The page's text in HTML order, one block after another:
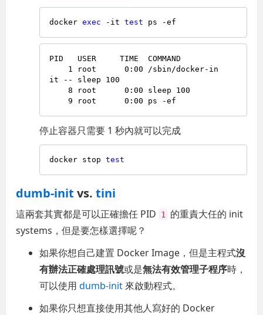
docker exec -it test
PID   USER     TIME  COMMAND
it -- sleep 100
    8 root      0:00 sleep 100
停止容器只需要 1 秒內就可以完成
docker stop test
dumb-init vs.tini
這兩套其實都是可以正確擔任 PID 1
的重責大任的 init
systems，但是要怎樣選擇呢？
如果你想自己建置 Docker Image，但是主程式沒
有辦法正確處理訊號或是無法有效管理子程序時，
可以使用dumb-init 來啟動程式。
如果你只想直接使用其他人寫好的 Docker